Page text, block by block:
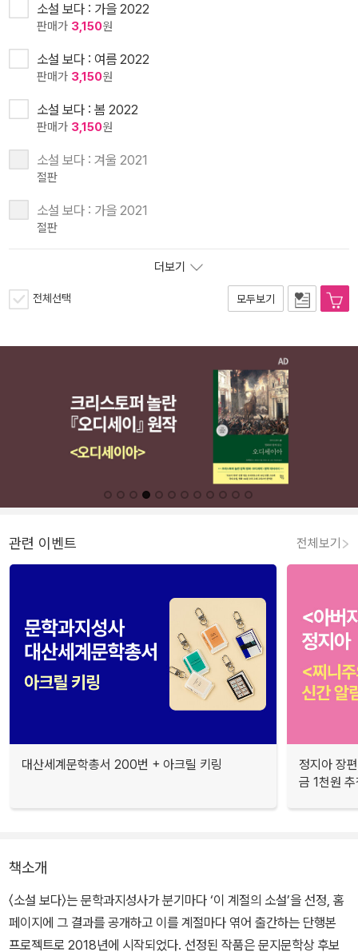
소설 보다 : 가을 2022
판매가 3,150원
소설 보다 : 여름 2022
판매가 3,150원
소설 보다 : 봄 2022
판매가 3,150원
소설 보다 : 겨울 2021
절판
소설 보다 : 가을 2021
절판
더보기
전체선택 모두보기
관련 이벤트 전체보기
대산세계문학총서 200번 + 아크릴 키링
정지아 장
금 1천원
책소개
〈소설 보다〉는 문학과지성사가 분기마다 ‘이 계절의 소설’을 선정, 홈
페이지에 그 결과를 공개하고 이를 계절마다 엮어 출간하는 단행본
프로젝트로 2018년에 시작되었다. 선정된 작품은 문지문학상 후보